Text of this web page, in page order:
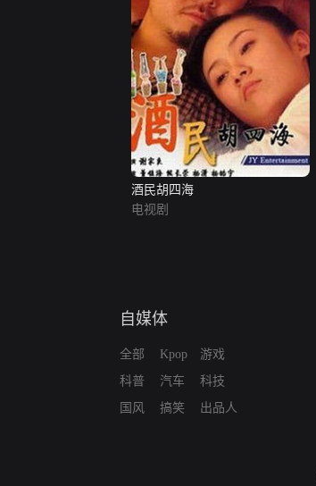
酒民胡四海
电视剧
自媒体
全部
科普
国风
Kpop
汽车
搞笑
游戏
科技
出品人